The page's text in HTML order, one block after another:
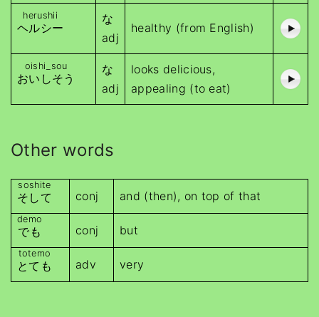
ヘルシー
herushii
な
adj
healthy (from English)
おいしそう
oishi_sou
な
adj
looks delicious,
appealing (to eat)
Other words
そして
soshite
conj and (then), on top of that
でも
demo
conj but
とても
totemo
adv very